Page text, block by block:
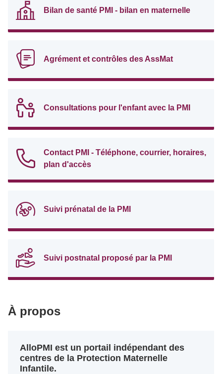
Bilan de santé PMI - bilan en maternelle
Agrément et contrôles des AssMat
Consultations pour l'enfant avec la PMI
Contact PMI - Téléphone, courrier, horaires,
plan d'accès
Suivi prénatal de la PMI
Suivi postnatal proposé par la PMI
À propos
AlloPMI est un portail indépendant des
centres de la Protection Maternelle
Infantile.